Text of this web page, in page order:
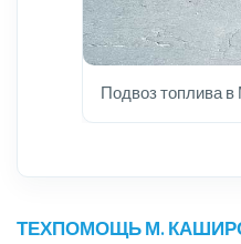
Подвоз топлива
ТЕХПОМОЩЬ М.